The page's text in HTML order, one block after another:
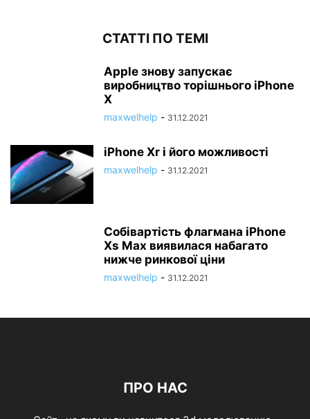
СТАТТІ ПО ТЕМІ
Apple знову запускає
виробництво торішнього iPhone
X
maxwelhelp - 31.12.2021
iPhone Xr і його можливості
maxwelhelp - 31.12.2021
Собівартість флагмана iPhone
Xs Max виявилася набагато
нижче ринкової ціни
maxwelhelp - 31.12.2021
ПРО НАС